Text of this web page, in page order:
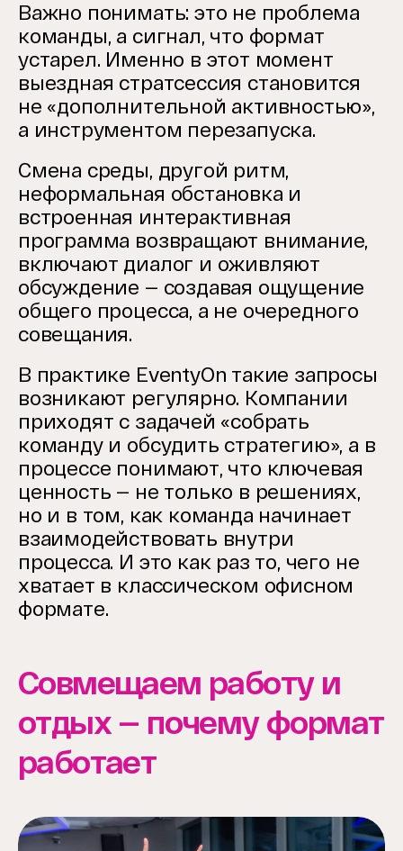
Важно понимать: это не проблема
команды, а сигнал, что формат
устарел. Именно в этот момент
выездная стратсессия становится
не «дополнительной активностью»,
а инструментом перезапуска.
Смена среды, другой ритм,
неформальная обстановка и
встроенная интерактивная
программа возвращают внимание,
включают диалог и оживляют
обсуждение — создавая ощущение
общего процесса, а не очередного
совещания.
В практике EventyOn такие запросы
возникают регулярно. Компании
приходят с задачей «собрать
команду и обсудить стратегию», а в
процессе понимают, что ключевая
ценность — не только в решениях,
но и в том, как команда начинает
взаимодействовать внутри
процесса. И это как раз то, чего не
хватает в классическом офисном
формате.
Совмещаем работу и
отдых — почему формат
работает